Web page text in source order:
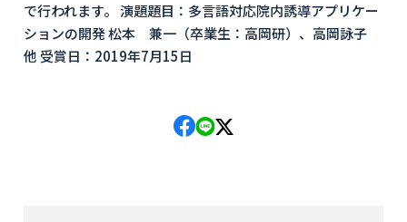
で行われます。 演題題目：多言語対応院内誘導アプリケー
ションの開発 松本 兼一（卒業生：高岡研）、高岡詠子
他 受賞日：2019年7月15日